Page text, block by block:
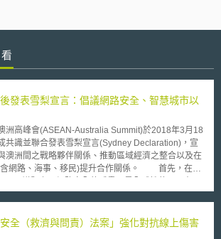
發表雪梨宣言：倡議網路安全、智慧城市以
高峰會(ASEAN-Australia Summit)於2018年3月18
共識並聯合發表雪梨宣言(Sydney Declaration)，宣
澳洲間之戰略夥伴關係、推動區域經濟之整合以及在
、海事、移民)提升合作關係。 首先，在倡
會加劇這個問題的嚴重性。而社群媒體以及加密通訊
進一個開放、安全、穩定、便利、友善的ICT環境。
全（救濟與問責）法案」強化對抗線上傷害